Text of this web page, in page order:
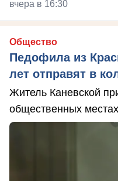
вчера в 16:30
Общество
Педофила из
лет отправят в
Житель Каневской
общественных местах